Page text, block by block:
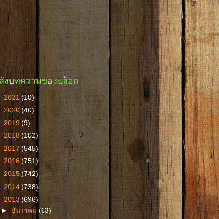
งบทความของบล็อก
2021 (10)
2020 (46)
2019 (9)
2018 (102)
2017 (545)
2016 (751)
2015 (742)
2014 (738)
2013 (696)
► ธันวาคม(63)